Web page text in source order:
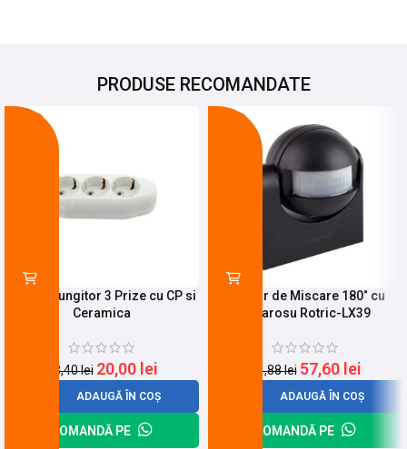
PRODUSE RECOMANDATE
Cap Prelungitor 3 Prize cu CP si
Ceramica
23,40lei 20,00 lei
ADAUGĂ ÎN COȘ
COMANDĂ PE
Senzor de Miscare 180˚ cu
Infrarosu Rotric-LX39
74,88lei 57,60 lei
ADAUGĂ ÎN COȘ
COMANDĂ PE